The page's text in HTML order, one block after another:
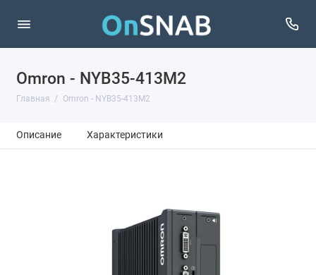
Omron - NYB35-413M2
Главная Omron - NYB35-413M2
Описание Характеристики